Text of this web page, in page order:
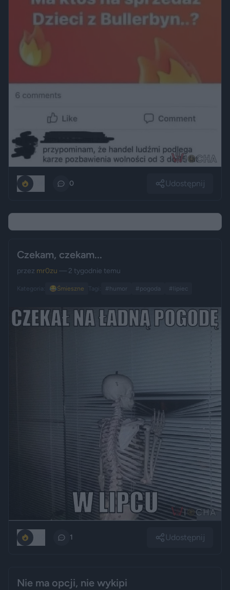
0 Udostępnij
Czekam, czekam...
przez mr0zu — 2 tygodnie temu
Kategoria: 😂Śmieszne Tagi: #humor #pogoda #lipiec
1 Udostępnij
Nie ma opcji, nie wykipi